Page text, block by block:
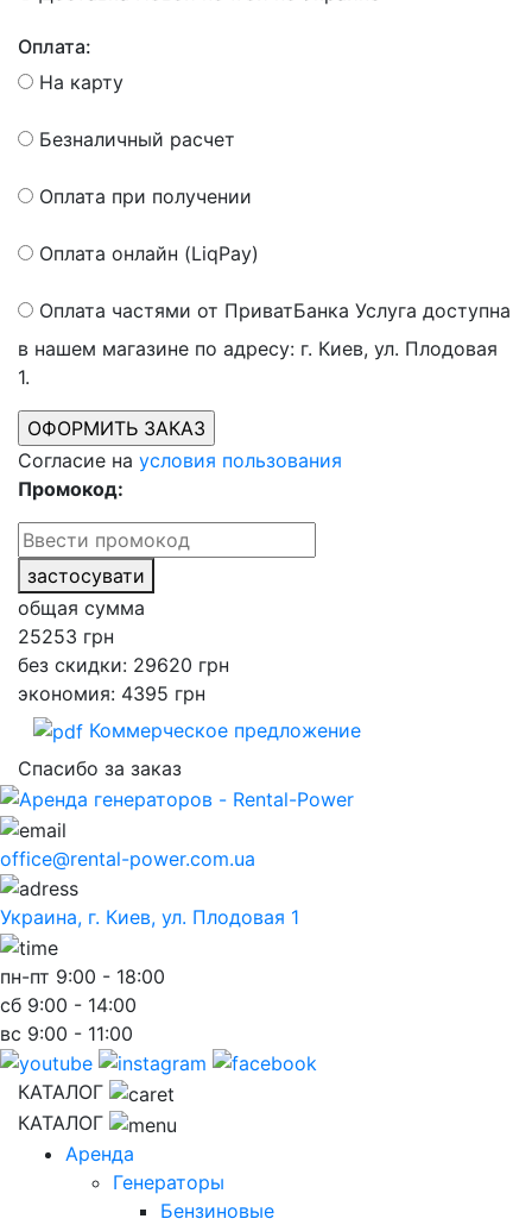
Оплата:
На карту
Безналичный расчет
Оплата при получении
Оплата онлайн (LiqPay)
Оплата частями от ПриватБанка Услуга доступна
в нашем магазине по адресу: г. Киев, ул. Плодовая
1.
Согласие на условия пользования
Промокод:
застосувати
общая сумма
25253 грн
без скидки: 29620 грн
экономия: 4395 грн
Коммерческое предложение
Спасибо за заказ
office@rental-power.com.ua
Украина, г. Киев, ул. Плодовая 1
пн-пт 9:00 - 18:00
сб 9:00 - 14:00
вс 9:00 - 11:00
КАТАЛОГ
КАТАЛОГ
Аренда
Генераторы
Бензиновые